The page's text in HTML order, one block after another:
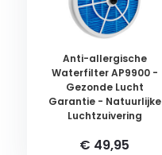
Anti-allergische
Waterfilter AP9900 -
Gezonde Lucht
Garantie - Natuurlijke
Luchtzuivering
€ 49,95